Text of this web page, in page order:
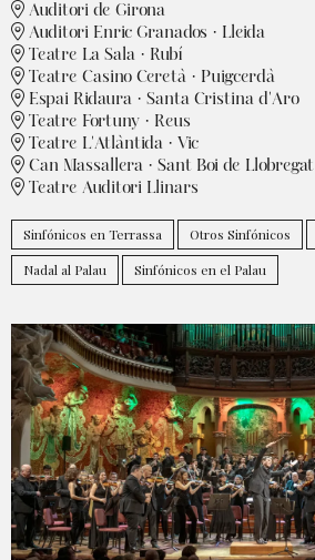
Auditori de Girona
Auditori Enric Granados · Lleida
Teatre La Sala · Rubí
Teatre Casino Ceretà · Puigcerdà
Espai Ridaura · Santa Cristina d'Aro
Teatre Fortuny · Reus
Teatre L'Atlàntida · Vic
Can Massallera · Sant Boi de Llobregat
Teatre Auditori Llinars
Sinfónicos en Terrassa Otros Sinfónicos
Nadal al Palau
Sinfónicos en el Palau